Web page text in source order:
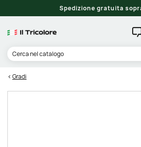
Spedizione gratuita
Gradi